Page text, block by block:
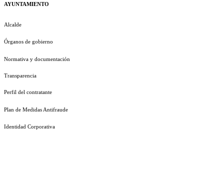
AYUNTAMIENTO
Alcalde
Órganos de gobierno
Normativa y documentación
Transparencia
Perfil del contratante
Plan de Medidas Antifraude
Identidad Corporativa